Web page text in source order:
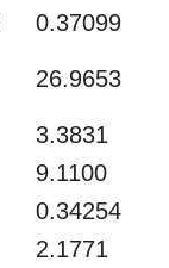
0.37099
26.9653
3.3831
9.1100
0.34254
2.1771